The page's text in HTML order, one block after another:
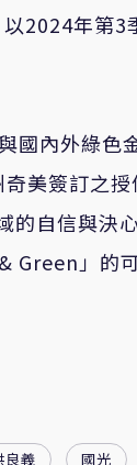
2024年第3
國內外綠色
美簽訂之
的自信與決
Green」的
良義 國光